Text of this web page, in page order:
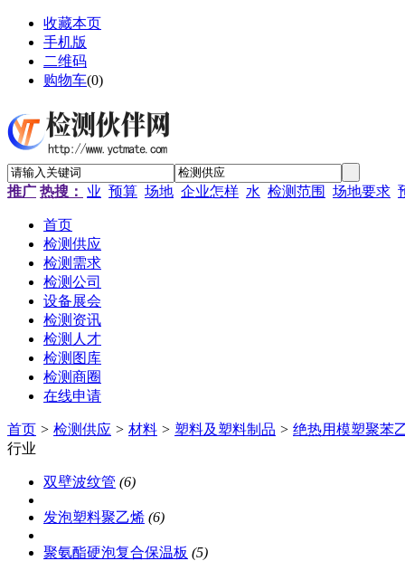
收藏本页
手机版
二维码
购物车(0)
推广 热搜： 业 预算 场地 企业怎样 水 检测范围 场地要求
首页
检测供应
检测需求
检测公司
设备展会
检测资讯
检测人才
检测图库
检测商圈
在线申请
首页 > 检测供应 > 材料 > 塑料及塑料制品 > 绝热用模塑聚苯
行业
双壁波纹管 (6)
发泡塑料聚乙烯 (6)
聚氨酯硬泡复合保温板 (5)